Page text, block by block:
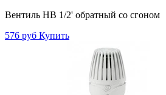
Вентиль НВ 1/2' обратный со сгоном
576 руб Купить